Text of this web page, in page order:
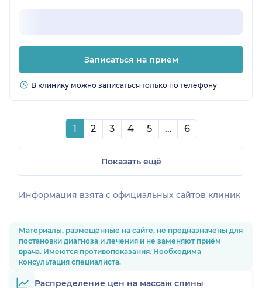
Записаться на прием
В клинику можно записаться только по телефону
1 2 3 4 5 ... 6
Показать ещё
Информация взята c официальных сайтов клиник
Материалы, размещённые на сайте, не предназначены для
постановки диагноза и лечения и не заменяют приём
врача. Имеются противопоказания. Необходима
консультация специалиста.
Распределение цен на массаж спины